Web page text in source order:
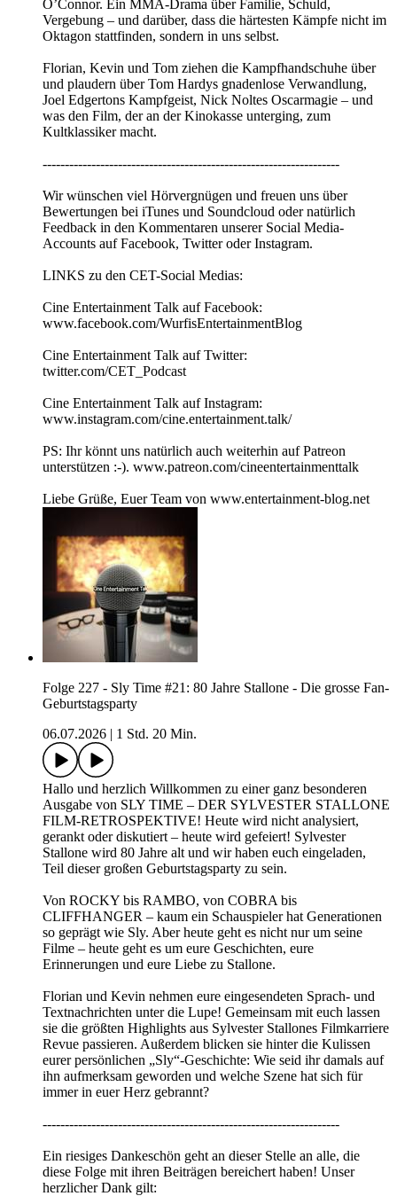
O’Connor. Ein MMA-Drama über Familie, Schuld,
Vergebung – und darüber, dass die härtesten Kämpfe nicht im
Oktagon stattfinden, sondern in uns selbst.
Florian, Kevin und Tom ziehen die Kampfhandschuhe über
und plaudern über Tom Hardys gnadenlose Verwandlung,
Joel Edgertons Kampfgeist, Nick Noltes Oscarmagie – und
was den Film, der an der Kinokasse unterging, zum
Kultklassiker macht.
-------------------------------------------------------------------
Wir wünschen viel Hörvergnügen und freuen uns über
Bewertungen bei iTunes und Soundcloud oder natürlich
Feedback in den Kommentaren unserer Social Media-
Accounts auf Facebook, Twitter oder Instagram.
LINKS zu den CET-Social Medias:
Cine Entertainment Talk auf Facebook:
www.facebook.com/WurfisEntertainmentBlog
Cine Entertainment Talk auf Twitter:
twitter.com/CET_Podcast
Cine Entertainment Talk auf Instagram:
www.instagram.com/cine.entertainment.talk/
PS: Ihr könnt uns natürlich auch weiterhin auf Patreon
unterstützen :-). www.patreon.com/cineentertainmenttalk
Liebe Grüße, Euer Team von www.entertainment-blog.net
Folge 227 - Sly Time #21: 80 Jahre Stallone - Die grosse Fan-
Geburtstagsparty
06.07.2026 | 1 Std. 20 Min.
Hallo und herzlich Willkommen zu einer ganz besonderen
Ausgabe von SLY TIME – DER SYLVESTER STALLONE
FILM-RETROSPEKTIVE! Heute wird nicht analysiert,
gerankt oder diskutiert – heute wird gefeiert! Sylvester
Stallone wird 80 Jahre alt und wir haben euch eingeladen,
Teil dieser großen Geburtstagsparty zu sein.
Von ROCKY bis RAMBO, von COBRA bis
CLIFFHANGER – kaum ein Schauspieler hat Generationen
so geprägt wie Sly. Aber heute geht es nicht nur um seine
Filme – heute geht es um eure Geschichten, eure
Erinnerungen und eure Liebe zu Stallone.
Florian und Kevin nehmen eure eingesendeten Sprach- und
Textnachrichten unter die Lupe! Gemeinsam mit euch lassen
sie die größten Highlights aus Sylvester Stallones Filmkarriere
Revue passieren. Außerdem blicken sie hinter die Kulissen
eurer persönlichen „Sly“-Geschichte: Wie seid ihr damals auf
ihn aufmerksam geworden und welche Szene hat sich für
immer in euer Herz gebrannt?
-------------------------------------------------------------------
Ein riesiges Dankeschön geht an dieser Stelle an alle, die
diese Folge mit ihren Beiträgen bereichert haben! Unser
herzlicher Dank gilt: